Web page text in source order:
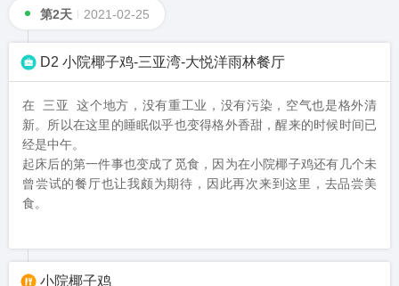
第2天 2021-02-25
D2 小院椰子鸡-三亚湾-大悦洋雨林餐厅
在 三亚 这个地方，没有重工业，没有污染，空气也是格外清
新。所以在这里的睡眠似乎也变得格外香甜，醒来的时候时间已
经是中午。
起床后的第一件事也变成了觅食，因为在小院椰子鸡还有几个未
曾尝试的餐厅也让我颇为期待，因此再次来到这里，去品尝美
食。
小院椰子鸡